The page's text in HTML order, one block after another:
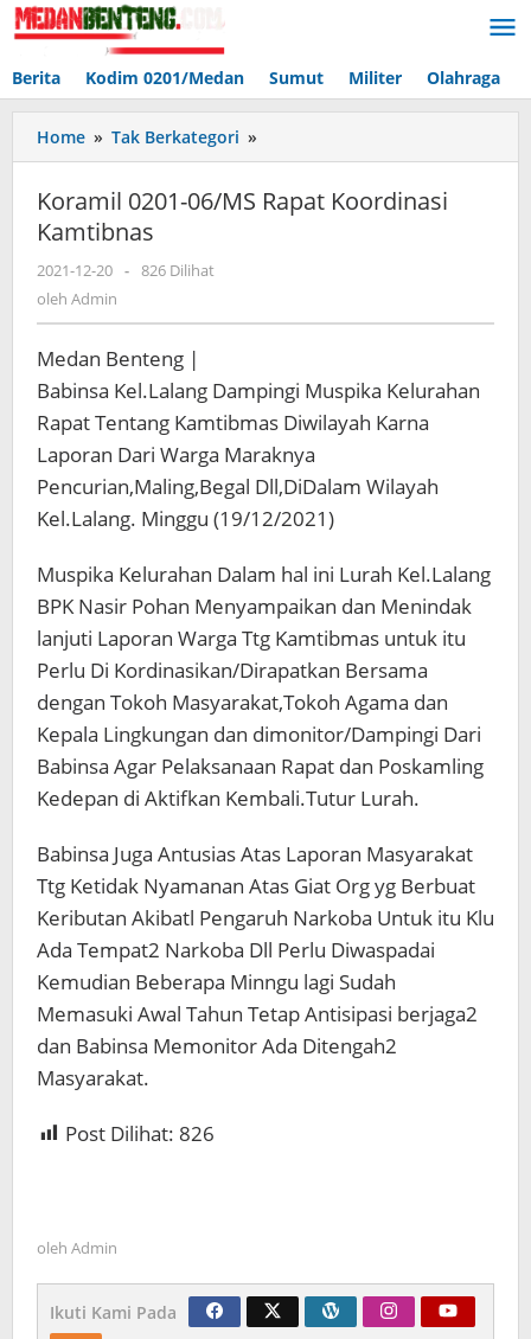
Lewati
ke
Berita Kodim 0201/Medan Sumut Militer Olahraga
Home » Tak Berkategori »
0201-
Rapat
Koramil 0201-06/MS Rapat Koordinasi
Kamtibnas
2021-12-20 oleh
- 826 Dilihat
oleh Admin
Medan Benteng |
Babinsa Kel.Lalang Dampingi Muspika Kelurahan
Rapat Tentang Kamtibmas Diwilayah Karna
Laporan Dari Warga Maraknya
Pencurian,Maling,Begal Dll,DiDalam Wilayah
Kel.Lalang. Minggu (19/12/2021)
Muspika Kelurahan Dalam hal ini Lurah Kel.Lalang
BPK Nasir Pohan Menyampaikan dan Menindak
lanjuti Laporan Warga Ttg Kamtibmas untuk itu
Perlu Di Kordinasikan/Dirapatkan Bersama
dengan Tokoh Masyarakat,Tokoh Agama dan
Kepala Lingkungan dan dimonitor/Dampingi Dari
Babinsa Agar Pelaksanaan Rapat dan Poskamling
Kedepan di Aktifkan Kembali.Tutur Lurah.
Babinsa Juga Antusias Atas Laporan Masyarakat
Ttg Ketidak Nyamanan Atas Giat Org yg Berbuat
Keributan Akibatl Pengaruh Narkoba Untuk itu Klu
Ada Tempat2 Narkoba Dll Perlu Diwaspadai
Kemudian Beberapa Minngu lagi Sudah
Memasuki Awal Tahun Tetap Antisipasi berjaga2
dan Babinsa Memonitor Ada Ditengah2
Masyarakat.
Post Dilihat: 826
oleh Admin
Ikuti Kami Pada